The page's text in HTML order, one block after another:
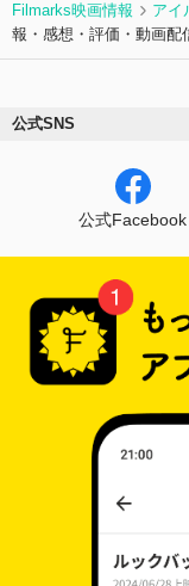
の
い
ム
望
の
Filmarks映画情報 アイ
報・感想・評価・動画配
公式SNS
公式Facebook